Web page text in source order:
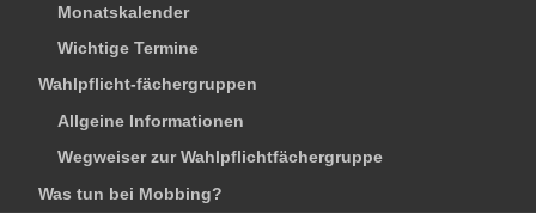
Monatskalender
Wichtige Termine
Wahlpflicht-fächergruppen
Allgeine Informationen
Wegweiser zur Wahlpflichtfächergruppe
Was tun bei Mobbing?